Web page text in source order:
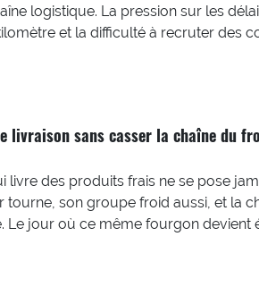
logistique. La pression sur les
et la difficulté à recruter des
livraison sans casser la chaîne du
livre des produits frais ne se pose
tourne, son groupe froid aussi, et la
Le jour où ce même fourgon devient